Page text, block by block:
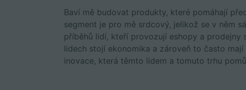
Baví mě budovat produkty, které pomáhají
segment je pro mě srdcový, jelikož se v něm
příběhů lidí, kteří provozují eshopy a prodejny
lidech stojí ekonomika a zároveň to často
inovace, která těmto lidem a tomuto trhu